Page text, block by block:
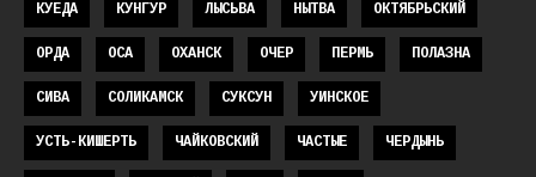
КУЕДА КУНГУР ЛЫСЬВА НЫТВА ОКТЯБРЬСКИЙ
ОРДА ОСА ОХАНСК ОЧЕР ПЕРМЬ ПОЛАЗНА
СИВА СОЛИКАМСК СУКСУН УИНСКОЕ
УСТЬ-КИШЕРТЬ ЧАЙКОВСКИЙ ЧАСТЫЕ ЧЕРДЫНЬ